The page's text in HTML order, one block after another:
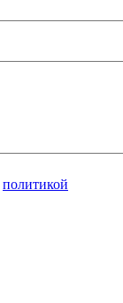
политикой